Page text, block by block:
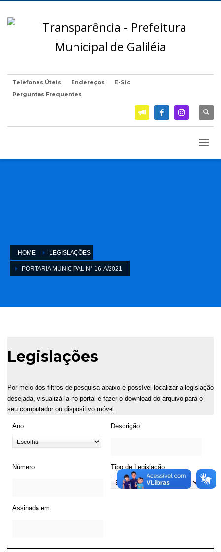
Telefones Úteis Endereços
E-Sic
Perguntas Frequentes
HOME LEGISLAÇÕES
PORTARIA MUNICIPAL N° 16-A/2021
Legislações
Por meio dos filtros de pesquisa abaixo é possível localizar a legislação
desejada, visualizá-la no portal e fazer o download do arquivo para o
seu computador ou dispositivo móvel.
Ano Descrição
Número Tipo de Legislação
Assinada em: